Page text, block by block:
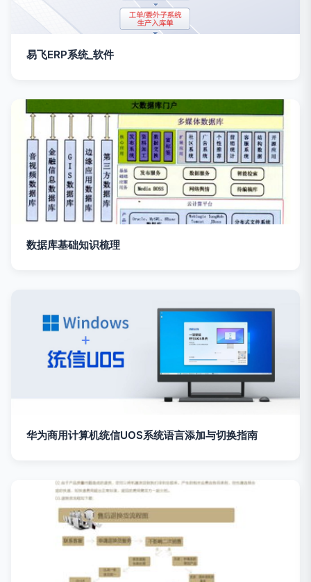
易飞ERP系统_软件
数据库基础知识梳理
华为商用计算机统信UOS系统语言添加与切换指南